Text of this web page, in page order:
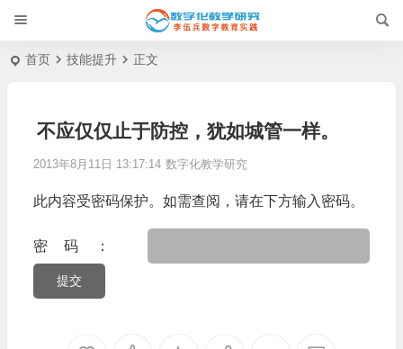
首页 技能提升 正文
不应仅仅止于防控，犹如城管一样。
2013年8月11日 13:17:14 数字化教学研究
此内容受密码保护。如需查阅，请在下方输入密码。
密码：